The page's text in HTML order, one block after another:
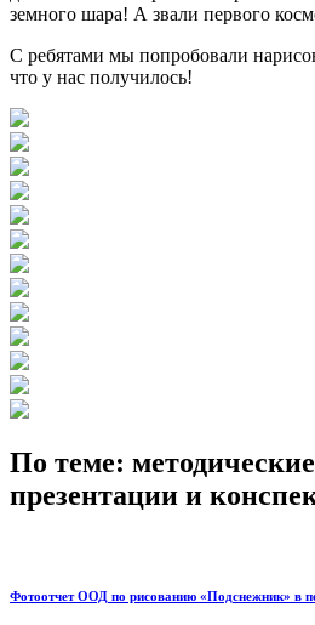
земного шара! А звали первого
С ребятами мы попробовали
что у нас получилось!
По теме:
презентации и
Фотоотчет ООД по рисованию «Подснежник» в